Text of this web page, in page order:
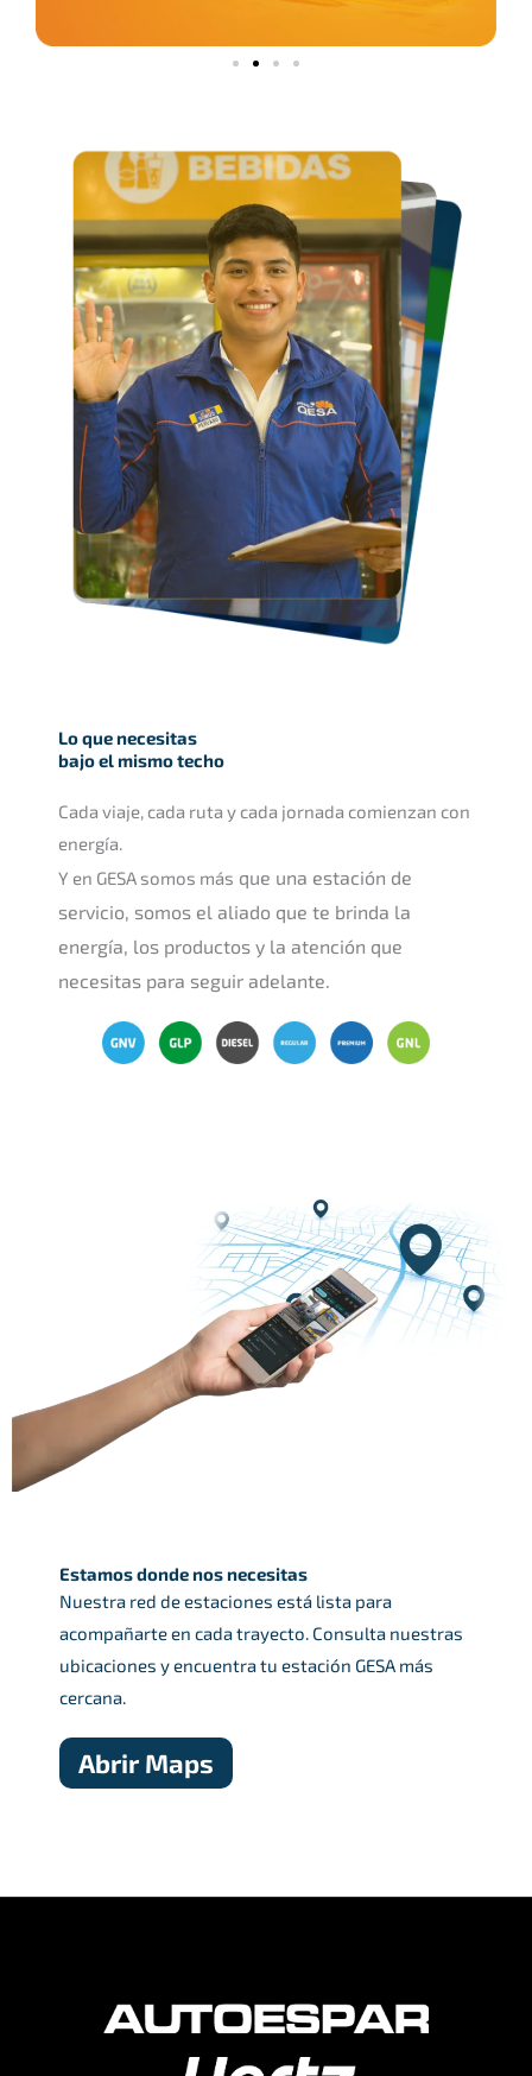
Lo que necesitas
bajo el mismo techo
Cada viaje, cada ruta y cada jornada comienzan con
energía.
Y en GESA somos más que una estación de
servicio, somos el aliado que te brinda la
energía, los productos y la atención que
necesitas para seguir adelante.
Estamos donde nos necesitas
Nuestra red de estaciones está lista para
acompañarte en cada trayecto. Consulta nuestras
ubicaciones y encuentra tu estación GESA más
cercana.
Abrir Maps